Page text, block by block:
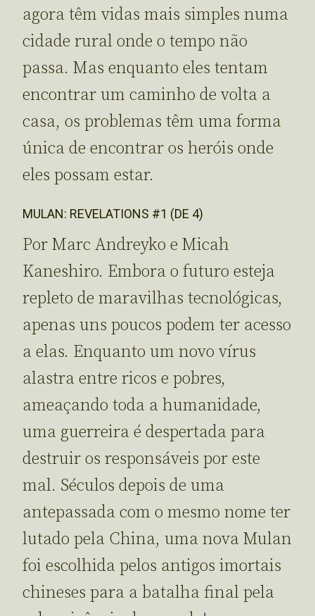
agora têm vidas mais simples numa
cidade rural onde o tempo não
passa. Mas enquanto eles tentam
encontrar um caminho de volta a
casa, os problemas têm uma forma
única de encontrar os heróis onde
eles possam estar.
MULAN: REVELATIONS #1 (DE 4)
Por Marc Andreyko e Micah
Kaneshiro. Embora o futuro esteja
repleto de maravilhas tecnológicas,
apenas uns poucos podem ter acesso
a elas. Enquanto um novo vírus
alastra entre ricos e pobres,
ameaçando toda a humanidade,
uma guerreira é despertada para
destruir os responsáveis por este
mal. Séculos depois de uma
antepassada com o mesmo nome ter
lutado pela China, uma nova Mulan
foi escolhida pelos antigos imortais
chineses para a batalha final pela